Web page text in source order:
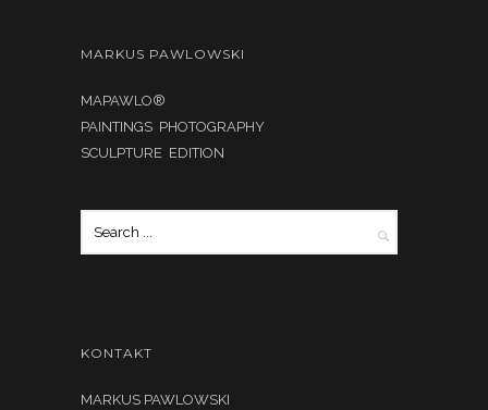
MARKUS PAWLOWSKI
MAPAWLO®
PAINTINGS PHOTOGRAPHY
SCULPTURE EDITION
KONTAKT
MARKUS PAWLOWSKI